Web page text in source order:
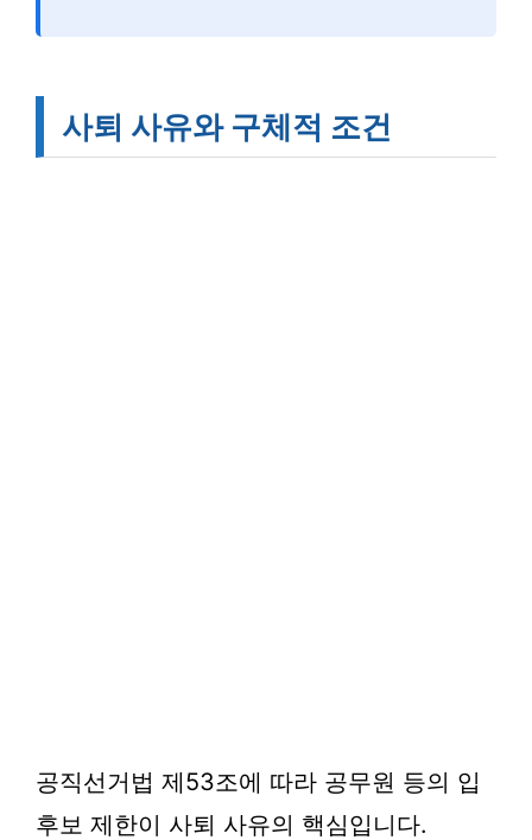
사퇴 사유와 구체적 조건
공직선거법 제53조에 따라 공무원 등의 입
후보 제한이 사퇴 사유의 핵심입니다.